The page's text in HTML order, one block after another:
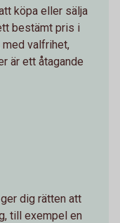
köpa eller sälja
bestämt pris i
med valfrihet,
är ett åtagande
dig rätten att
till exempel en